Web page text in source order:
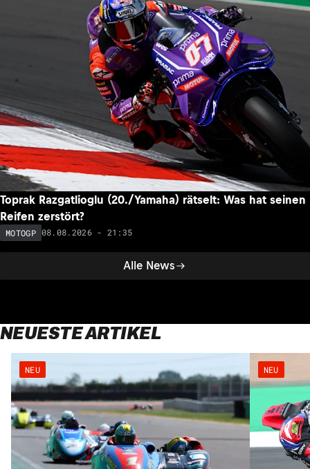
Alle News
Toprak Razgatlioglu (20./Yamaha) rätselt: Was hat seinen
Reifen zerstört?
MOTOGP 08.08.2026 - 21:35
NEUESTE ARTIKEL
NEU NEU